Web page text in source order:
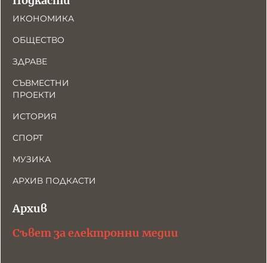
ИКОНОМИКА
ОБЩЕСТВО
ЗДРАВЕ
СЪВМЕСТНИ
ПРОЕКТИ
ИСТОРИЯ
СПОРТ
МУЗИКА
АРХИВ ПОДКАСТИ
Архив
Съвет за електронни медии